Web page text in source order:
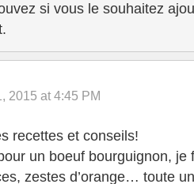
si vous le souhaitez
2015 at 4:45 PM
recettes et conseils!
un boeuf bourguignon, je
zestes d’orange… toute